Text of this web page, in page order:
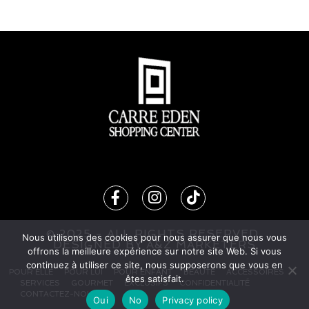
© 2025 - ALL RIGHTS RESERVED.
DESIGN ED BYA&Z MARKETERS
POUR ELLE POUR LUI POUR ENFANT BEAUTÉ
ACCESSOIRES
SERVICES
GOURMET EXCLUSIFS
CONFIDENTIALITÉ
CONTACTEZ-NOUS
Nous utilisons des cookies pour nous assurer que nous vous
offrons la meilleure expérience sur notre site Web. Si vous
continuez à utiliser ce site, nous supposerons que vous en
êtes satisfait.
Oui
No Privacy policy